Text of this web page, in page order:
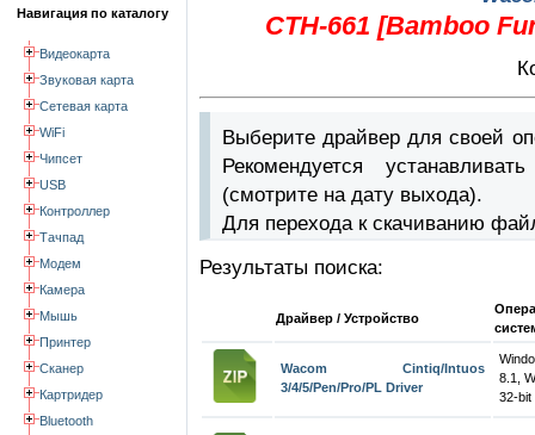
Навигация по каталогу
Видеокарта
Звуковая карта
Сетевая карта
WiFi
Чипсет
USB
Контроллер
Тачпад
Модем
Камера
Мышь
Принтер
Сканер
Картридер
Bluetooth
CTH-661 [Bamboo
Выберите драйвер для своей
Рекомендуется
(смотрите на дату выхода).
Для перехода к скачиванию
Результаты поиска:
Драйвер / Устройство
Wacom Cintiq/Intuos
3/4/5/Pen/Pro/PL Driver
8.1,
32-bit